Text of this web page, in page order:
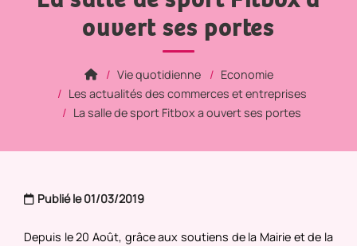
ouvert ses portes
Vie quotidienne
Economie
Les actualités des commerces et entreprises
La salle de sport Fitbox a ouvert ses portes
Publié le 01/03/2019
Depuis le 20 Août, grâce aux soutiens de la Mairie et de la